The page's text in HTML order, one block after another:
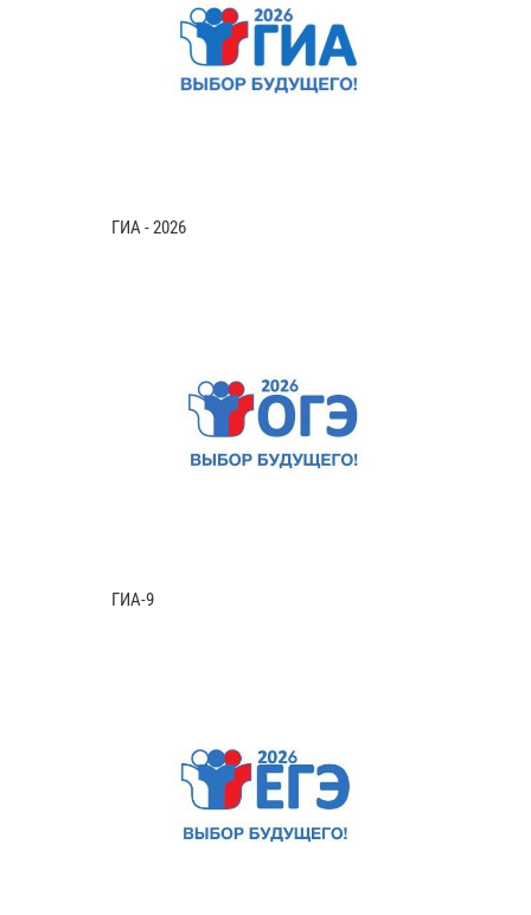
ГИА - 2026
ГИА-9